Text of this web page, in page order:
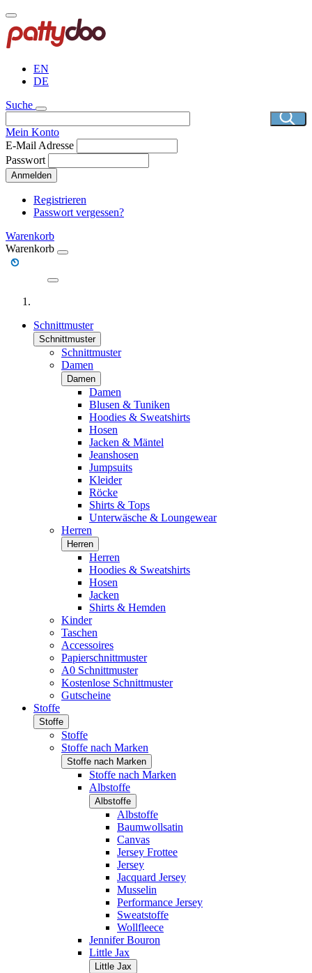
Direkt
zum
Inhalt
EN
DE
Suche
Mein Konto
E-Mail Adresse
Passwort
Anmelden
Registrieren
Passwort vergessen?
Warenkorb
Warenkorb
Schnittmuster
Schnittmuster
Schnittmuster
Damen
Damen
Damen
Blusen & Tuniken
Hoodies & Sweatshirts
Hosen
Jacken & Mäntel
Jeanshosen
Jumpsuits
Kleider
Röcke
Shirts & Tops
Unterwäsche & Loungewear
Herren
Herren
Herren
Hoodies & Sweatshirts
Hosen
Jacken
Shirts & Hemden
Kinder
Taschen
Accessoires
Papierschnittmuster
A0 Schnittmuster
Kostenlose Schnittmuster
Gutscheine
Stoffe
Stoffe
Stoffe
Stoffe nach Marken
Stoffe nach Marken
Stoffe nach Marken
Albstoffe
Albstoffe
Albstoffe
Baumwollsatin
Canvas
Jersey Frottee
Jersey
Jacquard Jersey
Musselin
Performance Jersey
Sweatstoffe
Wollfleece
Jennifer Bouron
Little Jax
Little Jax